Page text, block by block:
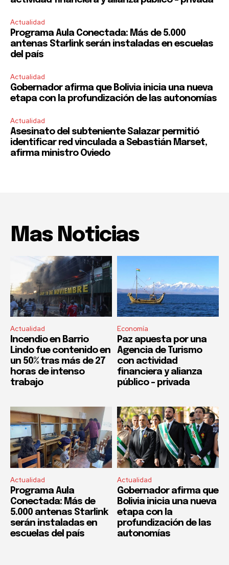
Actualidad
Programa Aula Conectada: Más de 5.000
antenas Starlink serán instaladas en escuelas
del país
Actualidad
Gobernador afirma que Bolivia inicia una nueva
etapa con la profundización de las autonomías
Actualidad
Asesinato del subteniente Salazar permitió
identificar red vinculada a Sebastián Marset,
afirma ministro Oviedo
Mas Noticias
Actualidad
Incendio en Barrio
Lindo fue contenido en
un 50% tras más de 27
horas de intenso
trabajo
Economía
Paz apuesta por una
Agencia de Turismo
con actividad
financiera y alianza
público – privada
Actualidad
Programa Aula
Conectada: Más de
5.000 antenas Starlink
serán instaladas en
escuelas del país
Actualidad
Gobernador afirma que
Bolivia inicia una nueva
etapa con la
profundización de las
autonomías